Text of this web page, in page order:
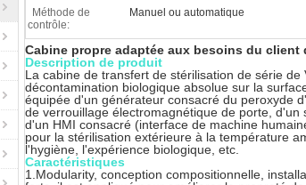
Méthode de
contrôle:
Manuel ou automatique
Cabine propre adaptée aux besoins du client
Description de produit
La cabine de transfert de stérilisation de série
décontamination biologique absolue sur la
équipée d'un générateur consacré du peroxyde
de verrouillage électromagnétique de porte,
d'un HMI consacré (interface de machine
pour la stérilisation extérieure à la température
l'hygiène, l'expérience biologique, etc.
Caractéristiques
1.Modularity, conception compositionnelle,